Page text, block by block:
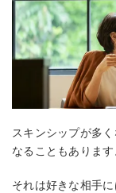
スキンシップが多
なることもあります
それは好きな相手